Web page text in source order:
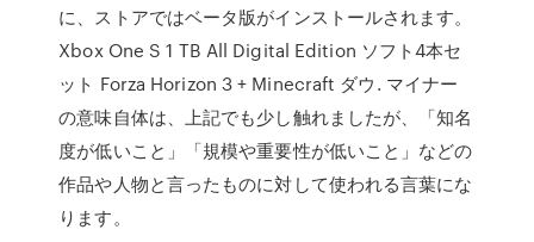
に、ストアではベータ版がインストールされます。
Xbox One S 1 TB All Digital Edition ソフト4本セ
ット Forza Horizon 3 + Minecraft ダウ. マイナー
の意味自体は、上記でも少し触れましたが、「知名
度が低いこと」「規模や重要性が低いこと」などの
作品や人物と言ったものに対して使われる言葉にな
ります。